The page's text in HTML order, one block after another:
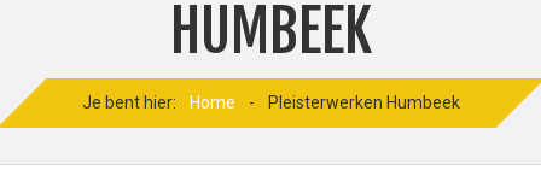
HUMBEEK
Je bent hier: Home - Pleisterwerken Humbeek